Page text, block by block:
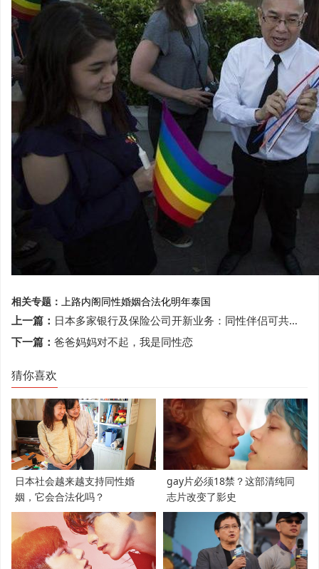
相关专题： 上路内阁同性婚姻合法化明年泰国
上一篇： 日本多家银行及保险公司开新业务：同性伴侣可共同贷款买房购保险
下一篇： 爸爸妈妈对不起，我是同性恋
猜你喜欢
日本社会越来越支持同性婚
姻，它会合法化吗？
gay片必须18禁？这部清纯同
志片改变了影史